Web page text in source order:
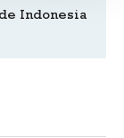
Indonesia